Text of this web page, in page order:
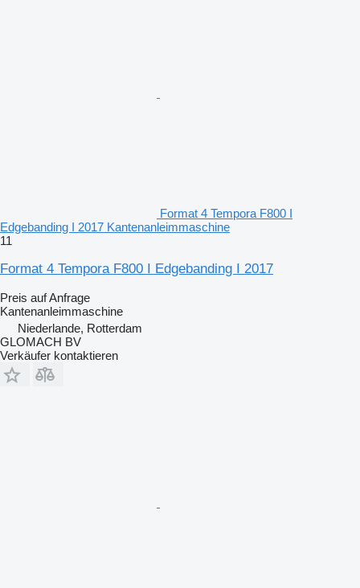
Format 4 Tempora F800 I
Edgebanding I 2017 Kantenanleimmaschine
11
Format 4 Tempora F800 I Edgebanding I 2017
Preis auf Anfrage
Kantenanleimmaschine
Niederlande, Rotterdam
GLOMACH BV
Verkäufer kontaktieren